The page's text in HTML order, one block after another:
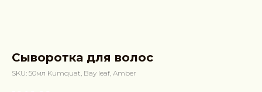
Сыворотка для волос
SKU: 50мл Kumquat, Bay leaf, Amber